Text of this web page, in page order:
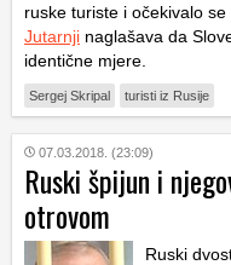
ruske turiste i očekivalo
Jutarnji naglašava da
identične mjere.
Sergej Skripal turisti iz Rusije
07.03.2018. (23:09)
Ruski špijun i
otrovom
Ruski